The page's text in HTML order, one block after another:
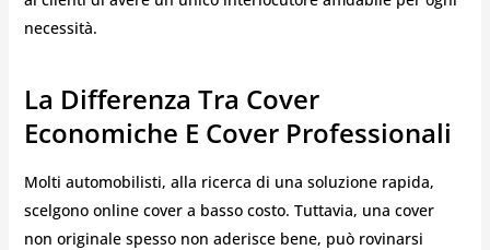
necessità.
La Differenza Tra Cover
Economiche E Cover Professionali
Molti automobilisti, alla ricerca di una soluzione rapida,
scelgono online cover a basso costo. Tuttavia, una cover
non originale spesso non aderisce bene, può rovinarsi